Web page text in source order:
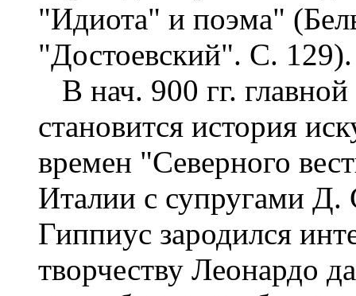
"Идиота" и поэма"
"Достоевский". С. 129).
В нач. 900 гг.
становится история
времен "Северного
Италии с супругами
Гиппиус зародился
творчеству Леонардо